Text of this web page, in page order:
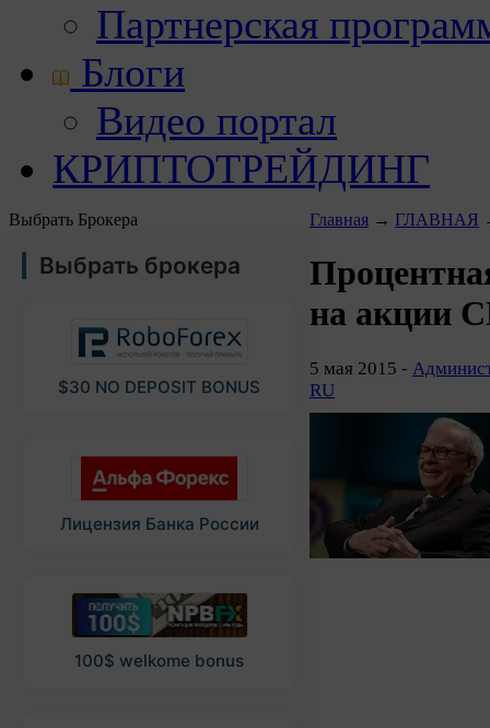
Партнерская
Блоги
Видео портал
КРИПТОТРЕЙДИНГ
Выбрать Брокера
Выбрать брокера
$30 NO DEPOSIT BONUS
Лицензия Банка России
100$ welkome bonus
Главная → ГЛАВНАЯ
на акции
5 мая 2015 -
RU